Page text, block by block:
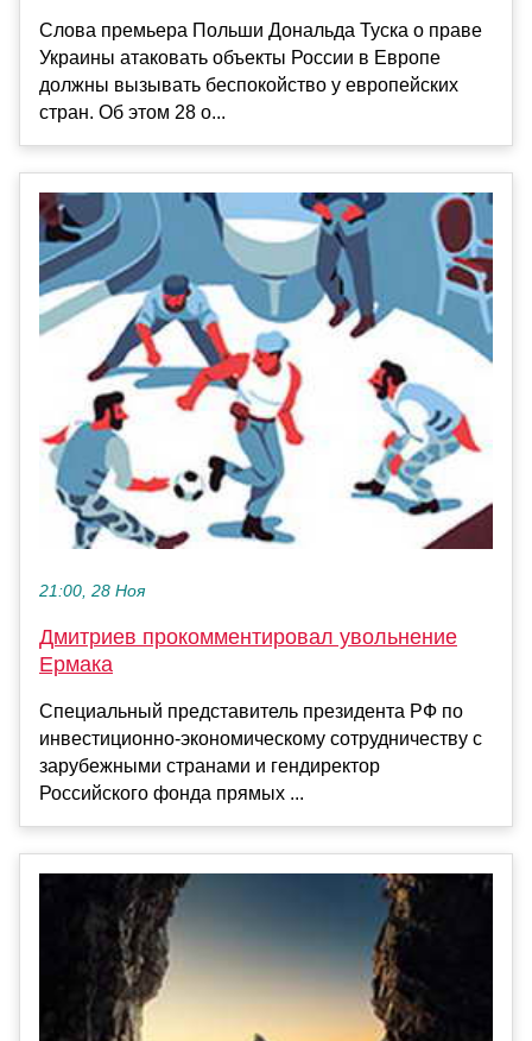
Слова премьера Польши Дональда Туска о праве
Украины атаковать объекты России в Европе
должны вызывать беспокойство у европейских
стран. Об этом 28 о...
21:00, 28 Ноя
Дмитриев прокомментировал увольнение
Ермака
Специальный представитель президента РФ по
инвестиционно-экономическому сотрудничеству с
зарубежными странами и гендиректор
Российского фонда прямых ...